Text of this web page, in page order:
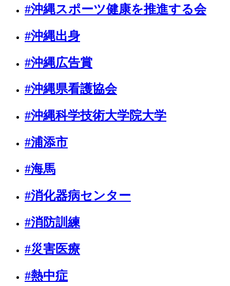
#沖縄スポーツ健康を推進する会
#沖縄出身
#沖縄広告賞
#沖縄県看護協会
#沖縄科学技術大学院大学
#浦添市
#海馬
#消化器病センター
#消防訓練
#災害医療
#熱中症